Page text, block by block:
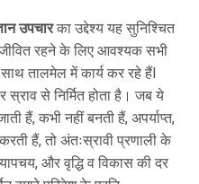
उपचारका उद्देश्य यह सुनिश्‍चित
रहने के लिए आवश्यक सभी
तालमेल में कार्य कर रहे हैंl
स्राव से निर्मित होता है। जब ये
हैं, कभी नहीं बनती हैं, अपर्याप्त,
हैं, तो अंतःस्रावी प्रणाली के
और वृद्धि व विकास की दर